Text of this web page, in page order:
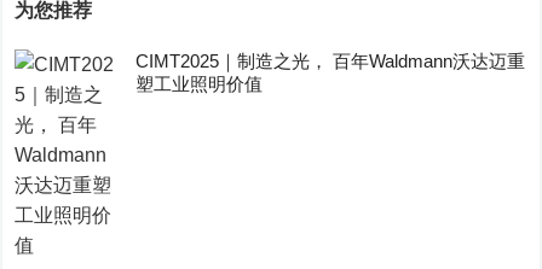
为您推荐
CIMT2025｜制造之光， 百年Waldmann沃达迈重
塑工业照明价值